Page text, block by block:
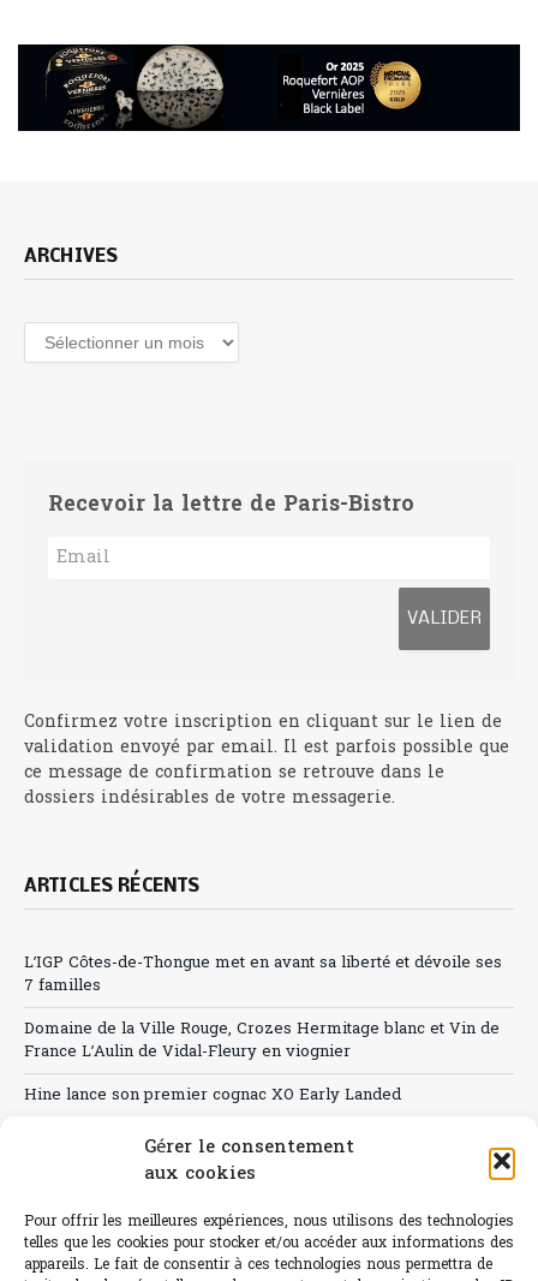
Gérer le consentement
aux cookies
Pour offrir les meilleures expériences, nous utilisons des technologies
telles que les cookies pour stocker et/ou accéder aux informations des
appareils. Le fait de consentir à ces technologies nous permettra de
ARCHIVES
Archives
Recevoir la lettre de Paris-Bistro
Confirmez votre inscription en cliquant sur le lien de
validation envoyé par email. Il est parfois possible que
ce message de confirmation se retrouve dans le
dossiers indésirables de votre messagerie.
ARTICLES RÉCENTS
L’IGP Côtes-de-Thongue met en avant sa liberté et dévoile ses
7 familles
Domaine de la Ville Rouge, Crozes Hermitage blanc et Vin de
France L’Aulin de Vidal-Fleury en viognier
Hine lance son premier cognac XO Early Landed
Canicule : A quand le CHR à « l’heure espagnole » ?
Sélection de rosés 2026